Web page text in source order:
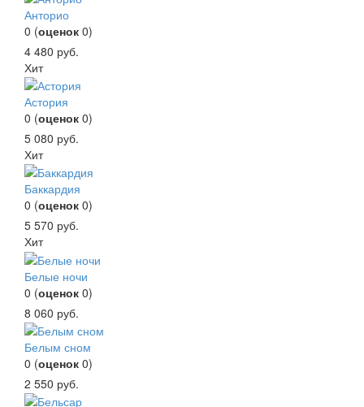
Анторио
0 (оценок 0)
4 480 руб.
Хит
Астория
0 (оценок 0)
5 080 руб.
Хит
Баккардия
0 (оценок 0)
5 570 руб.
Хит
Белые ночи
0 (оценок 0)
8 060 руб.
Белым сном
0 (оценок 0)
2 550 руб.